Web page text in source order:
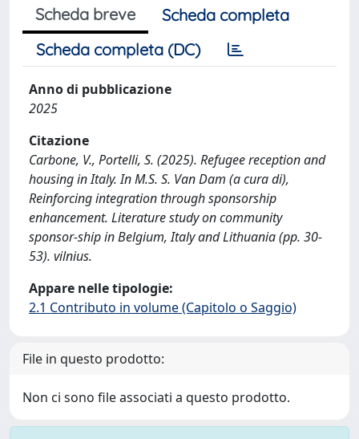
Scheda breve
Scheda completa
Scheda completa (DC)
Anno di pubblicazione
2025
Citazione
Carbone, V., Portelli, S. (2025). Refugee reception and
housing in Italy. In M.S. S. Van Dam (a cura di),
Reinforcing integration through sponsorship
enhancement. Literature study on community
sponsor-ship in Belgium, Italy and Lithuania (pp. 30-
53). vilnius.
Appare nelle tipologie:
2.1 Contributo in volume (Capitolo o Saggio)
File in questo prodotto:
Non ci sono file associati a questo prodotto.